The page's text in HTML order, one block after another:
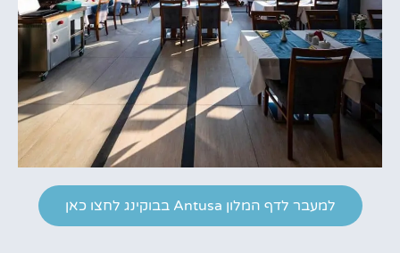
למעבר לדף המלון Antusa בבוקינג לחצו כאן